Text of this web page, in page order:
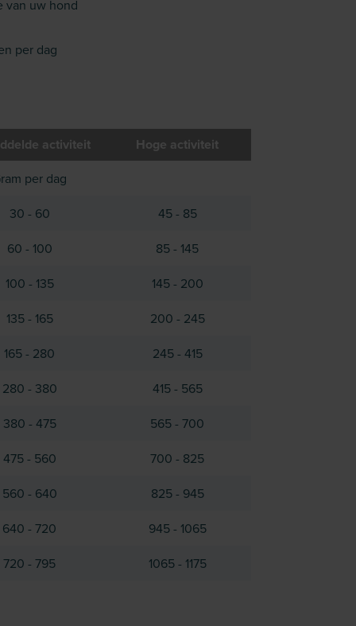
van uw hond
per dag
activiteit Hoge activiteit
per dag
30 - 60 45 - 85
60 - 100 85 - 145
100 - 135 145 - 200
135 - 165 200 - 245
165 - 280 245 - 415
280 - 380 415 - 565
380 - 475 565 - 700
475 - 560 700 - 825
560 - 640 825 - 945
640 - 720 945 - 1065
720 - 795 1065 - 1175